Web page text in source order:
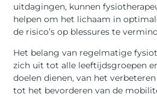
uitdagingen, kunnen
helpen om het lichaam in
de risico’s op blessures te
Het belang van regelmatige
zich uit tot alle leeftijdsgroepen
doelen dienen, van het
tot het bevorderen van de